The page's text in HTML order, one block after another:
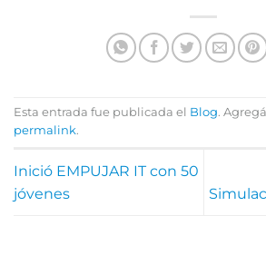
Esta entrada fue publicada el Blog.
permalink.
Inició EMPUJAR IT con 50
jóvenes